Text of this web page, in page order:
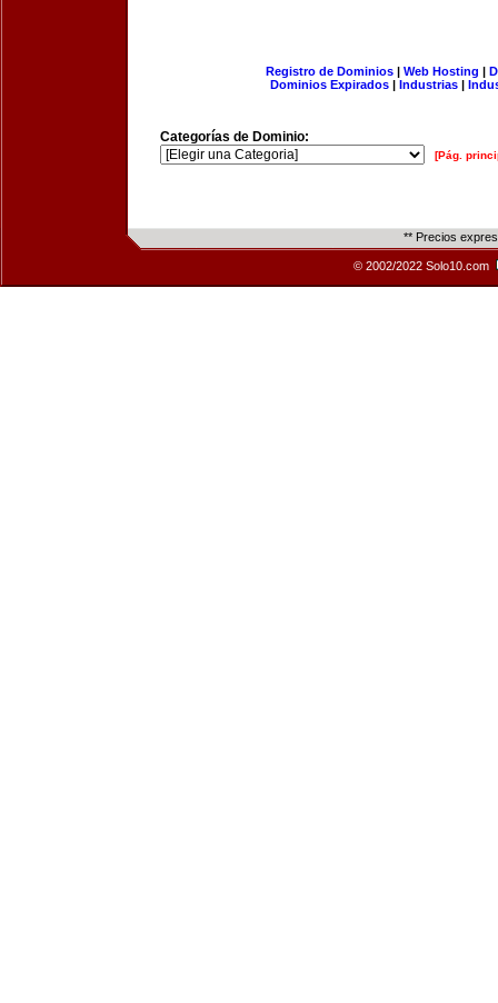
Registro de Dominios| Web Hosting |
Dominios Expirados | Industrias |
Categorías de Dominio:
[Pág.
** Precios
© 2002/2022 Solo10.com